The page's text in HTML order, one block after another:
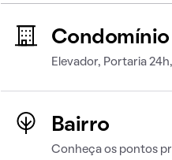
Condomínio
Elevador, Portaria
Bairro
Conheça os pontos